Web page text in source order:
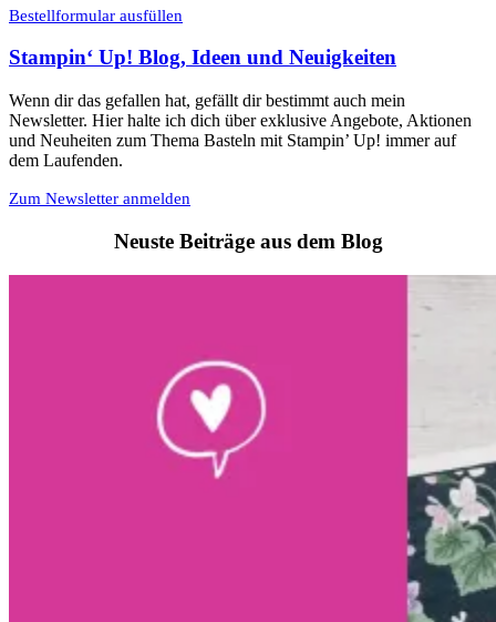
Bestellformular ausfüllen
Stampin‘ Up! Blog, Ideen und Neuigkeiten
Wenn dir das gefallen hat, gefällt dir bestimmt auch mein
Newsletter. Hier halte ich dich über exklusive Angebote, Aktionen
und Neuheiten zum Thema Basteln mit Stampin’ Up! immer auf
dem Laufenden.
Zum Newsletter anmelden
Neuste Beiträge aus dem Blog